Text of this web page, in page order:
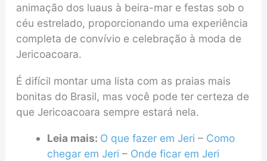
animação dos luaus à beira-mar e festas sob o
céu estrelado, proporcionando uma experiência
completa de convívio e celebração à moda de
Jericoacoara.
É difícil montar uma lista com as praias mais
bonitas do Brasil, mas você pode ter certeza de
que Jericoacoara sempre estará nela.
Leia mais: O que fazer em Jeri – Como
chegar em Jeri – Onde ficar em Jeri